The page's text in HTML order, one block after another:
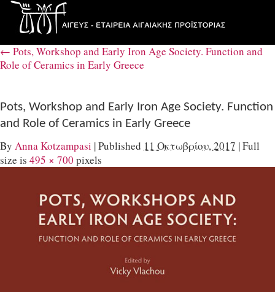
← Pots, Workshop and Early Iron Age Society. Function and
Role of Ceramics in Early Greece
Pots, Workshop and Early Iron Age Society. Function
and Role of Ceramics in Early Greece
By Anna Kotzampasi |Published 11 Οκτωβρίου, 2017 |Full
size is 495 × 700 pixels